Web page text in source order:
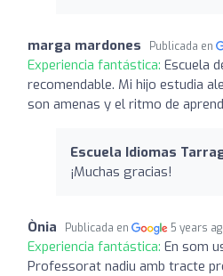
marga mardones Publicada en
Experiencia fantástica: Escuela
recomendable. Mi hijo estudia
son amenas y el ritmo de
Escuela Idiomas
¡Muchas gracias!
Ònia Publicada en 5 years
Experiencia fantástica: En som
Professorat nadiu amb tracte